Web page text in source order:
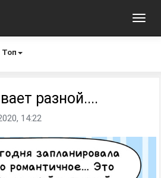
Топ
разной....
14:22